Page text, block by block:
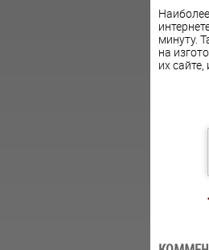
минуту.
на
их